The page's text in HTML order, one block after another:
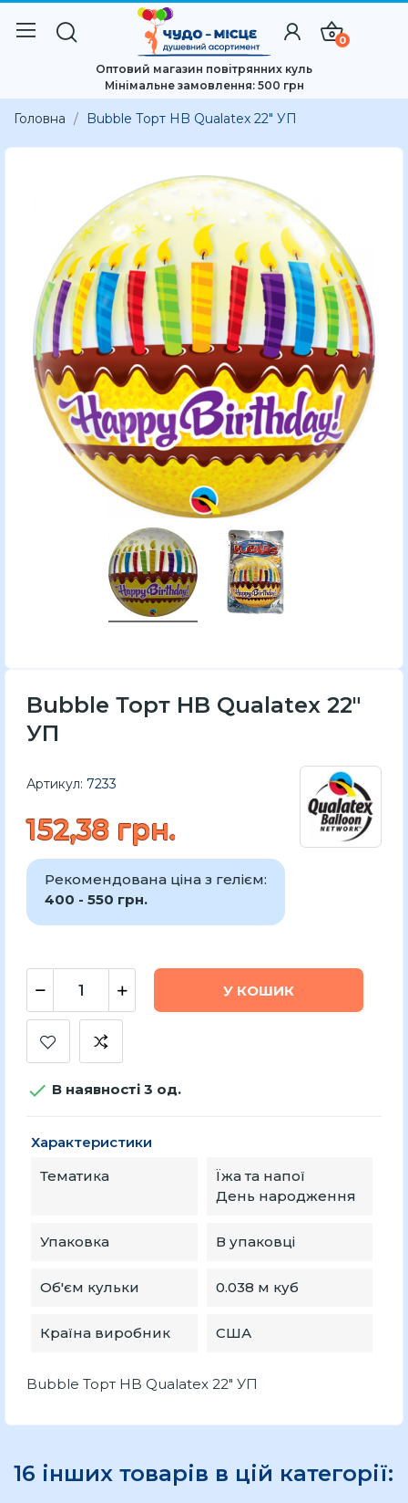
0
Оптовий магазин повітрянних куль
Мінімальне замовлення: 500 грн
Головна Bubble Торт HB Qualatex 22" УП
Bubble Торт HB Qualatex 22"
УП
Артикул: 7233
152,38 грн.
Рекомендована ціна з гелієм:
400 - 550 грн.
У КОШИК
 В наявності 3 од.
Характеристики
Тематика
Їжа та напої
День народження
Упаковка В упаковці
Об'єм кульки 0.038 м куб
Країна виробник США
Bubble Торт HB Qualatex 22" УП
16 інших товарів в цій категорії: